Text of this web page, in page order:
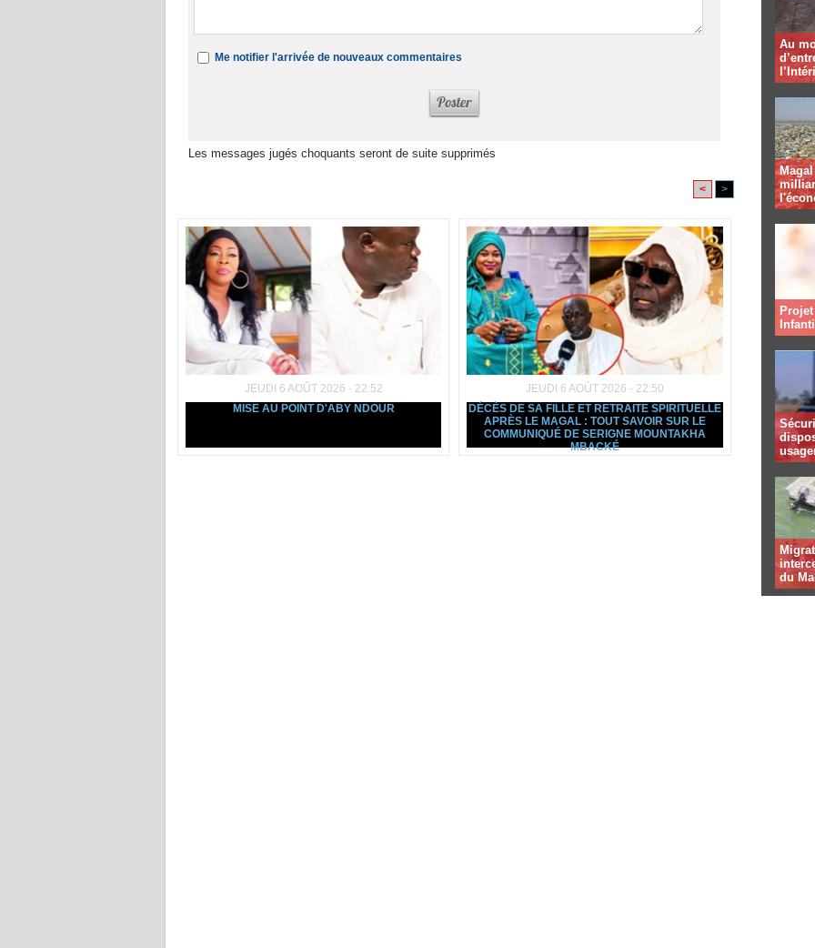
Me notifier l'arrivée de nouveaux commentaires
Les messages jugés choquants seront de suite supprimés
< >
JEUDI 6 AOÛT 2026 - 22:52
MISE AU POINT D'ABY NDOUR
JEUDI 6 AOÛT 2026 - 22:50
DÉCÈS DE SA FILLE ET RETRAITE SPIRITUELLE
APRÈS LE MAGAL : TOUT SAVOIR SUR LE
COMMUNIQUÉ DE SERIGNE MOUNTAKHA
MBACKÉ
Au
du